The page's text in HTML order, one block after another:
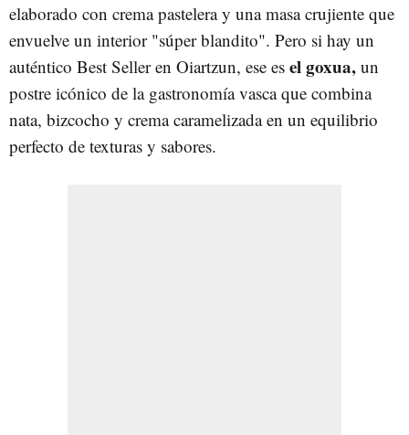
elaborado con crema pastelera y una masa crujiente que
envuelve un interior "súper blandito". Pero si hay un
auténtico Best Seller en Oiartzun, ese es el goxua, un
postre icónico de la gastronomía vasca que combina
nata, bizcocho y crema caramelizada en un equilibrio
perfecto de texturas y sabores.